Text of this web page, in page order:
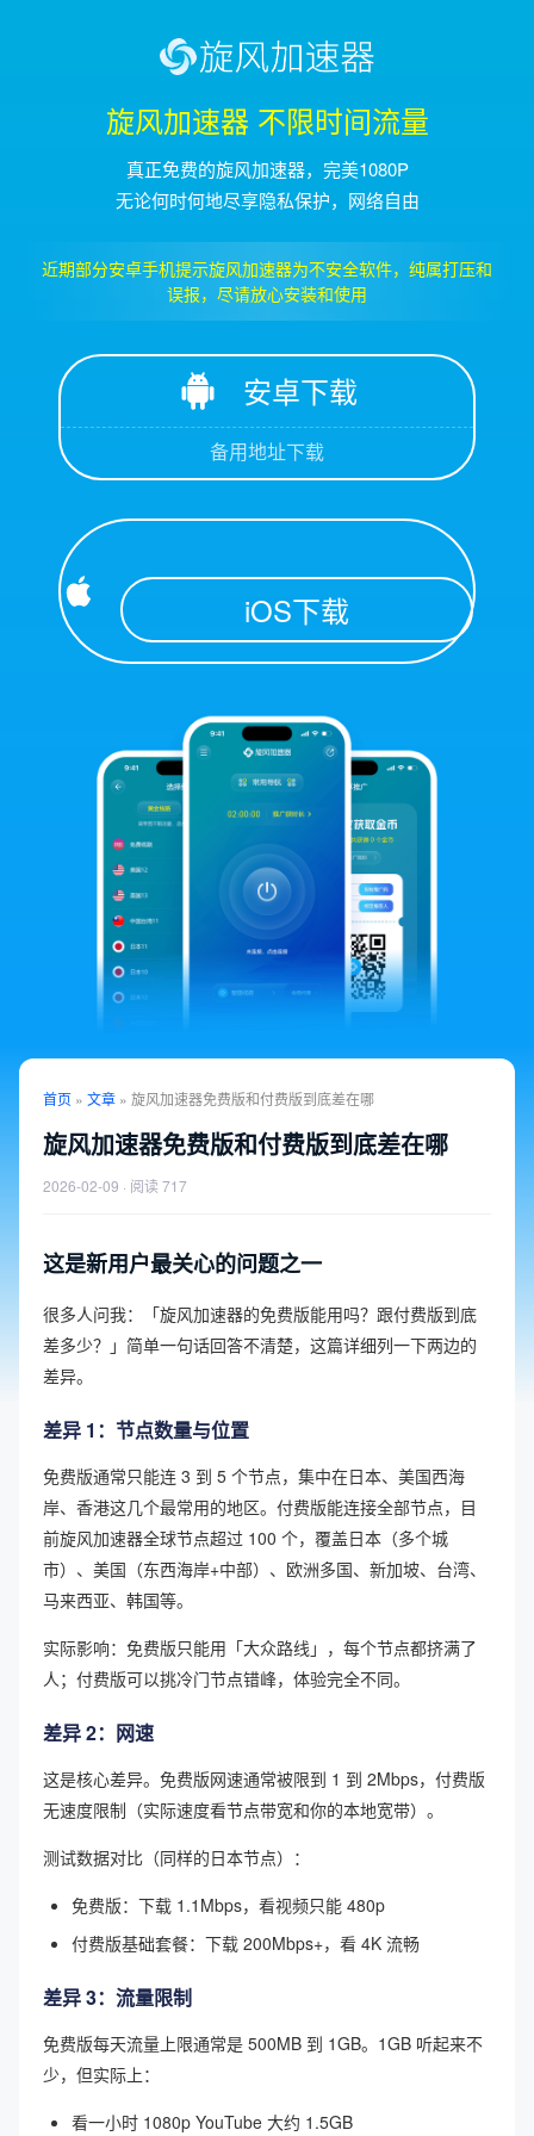
旋风加速器 不限时间流量
真正免费的旋风加速器，完美1080P
无论何时何地尽享隐私保护，网络自由
近期部分安卓手机提示旋风加速器为不安全软件，纯属打压和
误报，尽请放心安装和使用
安卓下载
备用地址下载
iOS下载
首页 » 文章 » 旋风加速器免费版和付费版到底差在哪
旋风加速器免费版和付费版到底差在哪
2026-02-09 · 阅读 717
这是新用户最关心的问题之一
很多人问我：「旋风加速器的免费版能用吗？跟付费版到底
差多少？」简单一句话回答不清楚，这篇详细列一下两边的
差异。
差异 1：节点数量与位置
免费版通常只能连 3 到 5 个节点，集中在日本、美国西海
岸、香港这几个最常用的地区。付费版能连接全部节点，目
前旋风加速器全球节点超过 100 个，覆盖日本（多个城
市）、美国（东西海岸+中部）、欧洲多国、新加坡、台湾、
马来西亚、韩国等。
实际影响：免费版只能用「大众路线」，每个节点都挤满了
人；付费版可以挑冷门节点错峰，体验完全不同。
差异 2：网速
这是核心差异。免费版网速通常被限到 1 到 2Mbps，付费版
无速度限制（实际速度看节点带宽和你的本地宽带）。
测试数据对比（同样的日本节点）：
免费版：下载 1.1Mbps，看视频只能 480p
付费版基础套餐：下载 200Mbps+，看 4K 流畅
差异 3：流量限制
免费版每天流量上限通常是 500MB 到 1GB。1GB 听起来不
少，但实际上：
看一小时 1080p YouTube 大约 1.5GB